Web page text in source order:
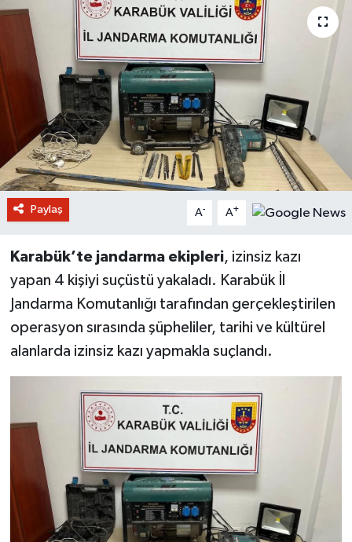
Paylaş A- A+
Karabük’te jandarma ekipleri, izinsiz kazı
yapan 4 kişiyi suçüstü yakaladı. Karabük İl
Jandarma Komutanlığı tarafından gerçekleştirilen
operasyon sırasında şüpheliler, tarihi ve kültürel
alanlarda izinsiz kazı yapmakla suçlandı.